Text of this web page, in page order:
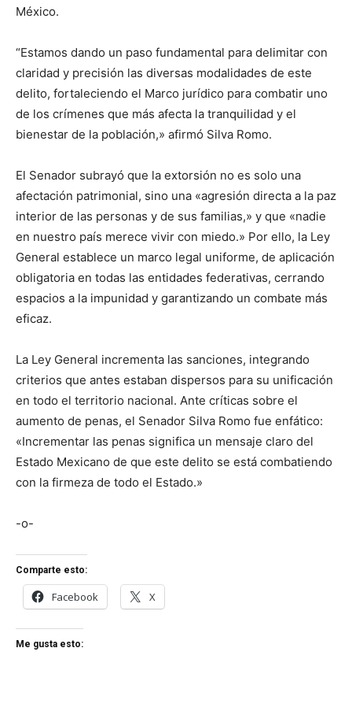
México.
“Estamos dando un paso fundamental para delimitar con
claridad y precisión las diversas modalidades de este
delito, fortaleciendo el Marco jurídico para combatir uno
de los crímenes que más afecta la tranquilidad y el
bienestar de la población,» afirmó Silva Romo.
El Senador subrayó que la extorsión no es solo una
afectación patrimonial, sino una «agresión directa a la paz
interior de las personas y de sus familias,» y que «nadie
en nuestro país merece vivir con miedo.» Por ello, la Ley
General establece un marco legal uniforme, de aplicación
obligatoria en todas las entidades federativas, cerrando
espacios a la impunidad y garantizando un combate más
eficaz.
La Ley General incrementa las sanciones, integrando
criterios que antes estaban dispersos para su unificación
en todo el territorio nacional. Ante críticas sobre el
aumento de penas, el Senador Silva Romo fue enfático:
«Incrementar las penas significa un mensaje claro del
Estado Mexicano de que este delito se está combatiendo
con la firmeza de todo el Estado.»
-o-
Comparte esto:
Facebook X
Me gusta esto: